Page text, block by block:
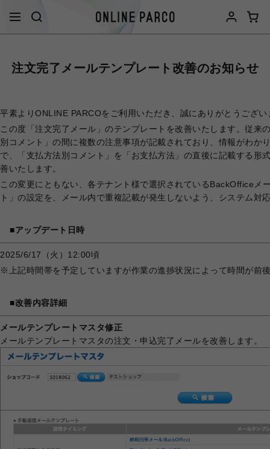
注文完了メールテンプレート改善のお知らせ
平素よりONLINE PARCOをご利用いただき、誠にありがとうござい
この度「注文完了メール」のテンプレートを改善いたします。従来
別コメント」の間に複数の注意事項が記載されており、情報がわか
で、「支払方法別コメント」を「お支払方法」の直後に記載する形
善いたします。
この変更にともない、各テナント様で選択されているBackOfficeメ
ト」の設定を、メール内で重複記載が発生しないよう、システム対
■アップデート日時
2025/6/17（火）12:00頃
※上記時間帯を予定していますが作業の進捗状況によって時間が前
■改善内容詳細
メールテンプレートマスタ修正
メールテンプレートマスタの注文・申込完了メールを改善します。